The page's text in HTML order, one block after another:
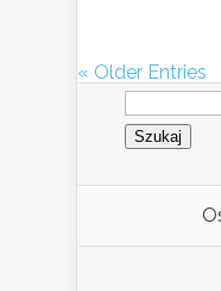
« Older Entries
Szukaj: